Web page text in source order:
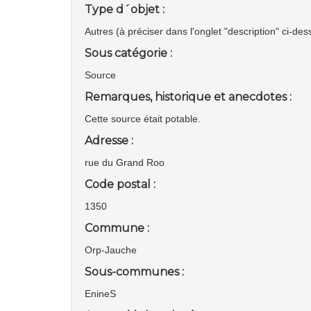
Type d´objet :
Autres (à préciser dans l'onglet "description" ci-
Sous catégorie :
Source
Remarques, historique et anecdotes :
Cette source était potable.
Adresse :
rue du Grand Roo
Code postal :
1350
Commune :
Orp-Jauche
Sous-communes :
EnineS